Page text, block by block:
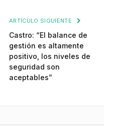
ARTÍCULO SIGUIENTE
Castro: “El balance de
gestión es altamente
positivo, los niveles de
seguridad son
aceptables”